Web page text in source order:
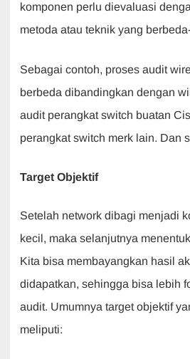
komponen perlu dievaluasi
metoda atau teknik yang
Sebagai contoh, proses audit
berbeda dibandingkan dengan
audit perangkat switch buatan
perangkat switch merk lain. Dan
Target Objektif
Setelah network dibagi menjadi
kecil, maka selanjutnya
Kita bisa membayangkan hasil
didapatkan, sehingga bisa lebih
audit. Umumnya target objektif
meliputi: